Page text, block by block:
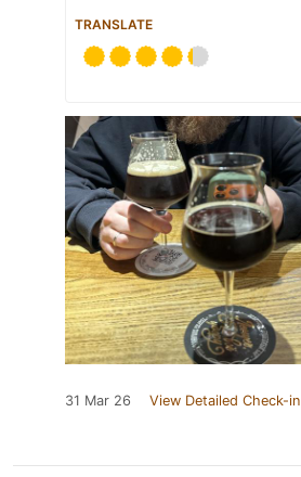
TRANSLATE
31 Mar 26 View Detailed Check-in